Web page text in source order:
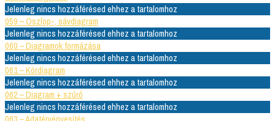
Jelenleg nincs hozzáférésed ehhez a tartalomhoz
059 – Oszlop-, sávdiagram
Jelenleg nincs hozzáférésed ehhez a tartalomhoz
060 – Diagramok formázása
Jelenleg nincs hozzáférésed ehhez a tartalomhoz
061 – Kördiagram
Jelenleg nincs hozzáférésed ehhez a tartalomhoz
062 – Diagram + szűrő
Jelenleg nincs hozzáférésed ehhez a tartalomhoz